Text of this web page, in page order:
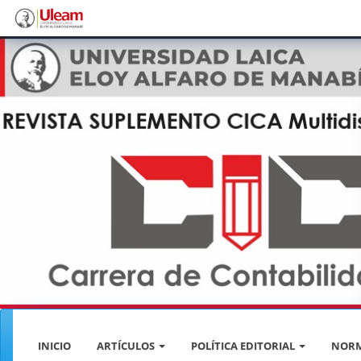
Navegación
principal
Contenido
principal
Barra
lateral
INICIO ARTÍCULOS POLÍTICA EDITORIAL